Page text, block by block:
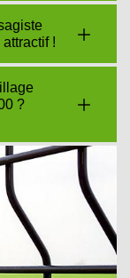
!
?